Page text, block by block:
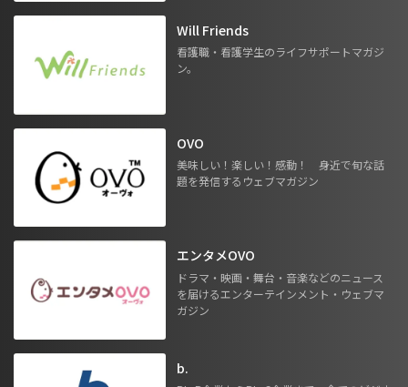
Will Friends
看護職・看護学生のライフサポートマガジ
ン。
OVO
美味しい！楽しい！感動！ 身近で旬な話
題を発信するウェブマガジン
エンタメOVO
ドラマ・映画・舞台・音楽などのニュース
を届けるエンターテインメント・ウェブマ
ガジン
b.